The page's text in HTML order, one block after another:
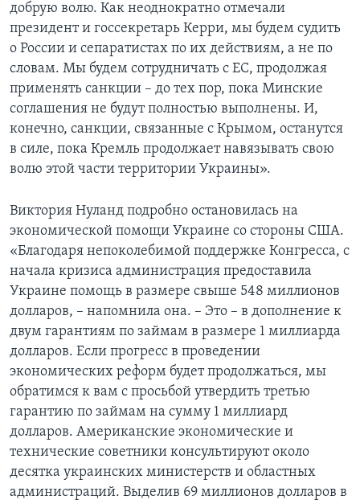
добрую волю. Как неоднократно отмечали
президент и госсекретарь Керри, мы будем судить
о России и сепаратистах по их действиям, а не по
словам. Мы будем сотрудничать с ЕС, продолжая
применять санкции – до тех пор, пока Минские
соглашения не будут полностью выполнены. И,
конечно, санкции, связанные с Крымом, останутся
в силе, пока Кремль продолжает навязывать свою
волю этой части территории Украины».
Виктория Нуланд подробно остановилась на
экономической помощи Украине со стороны США.
«Благодаря непоколебимой поддержке Конгресса, с
начала кризиса администрация предоставила
Украине помощь в размере свыше 548 миллионов
долларов, – напомнила она. – Это – в дополнение к
двум гарантиям по займам в размере 1 миллиарда
долларов. Если прогресс в проведении
экономических реформ будет продолжаться, мы
обратимся к вам с просьбой утвердить третью
гарантию по займам на сумму 1 миллиард
долларов. Американские экономические и
технические советники консультируют около
десятка украинских министерств и областных
администраций. Выделив 69 миллионов долларов в